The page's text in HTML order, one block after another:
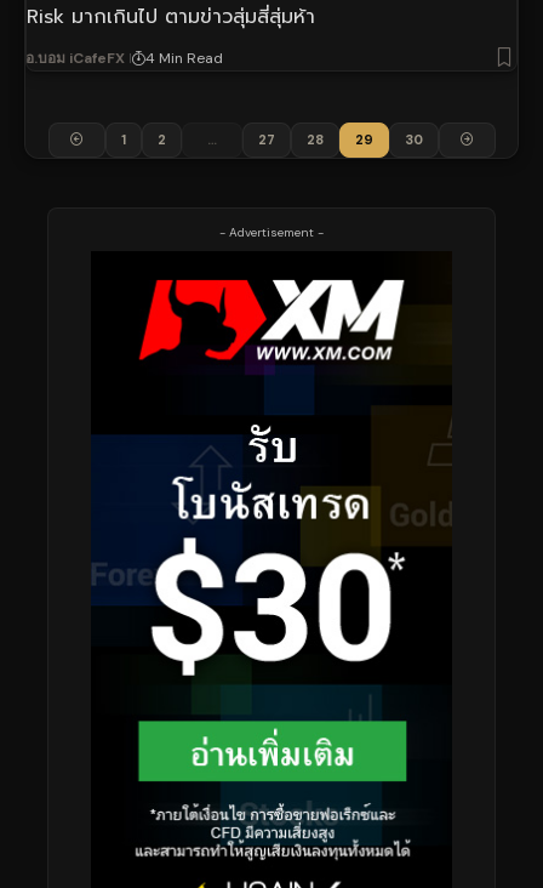
Risk มากเกินไป ตามข่าวสุ่มสี่สุ่มห้า
อ.บอม iCafeFX 4 Min Read
1 2 … 27 28 29 30
- Advertisement -